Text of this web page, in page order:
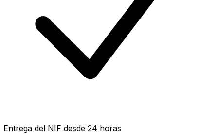
Entrega del NIF desde 24 horas